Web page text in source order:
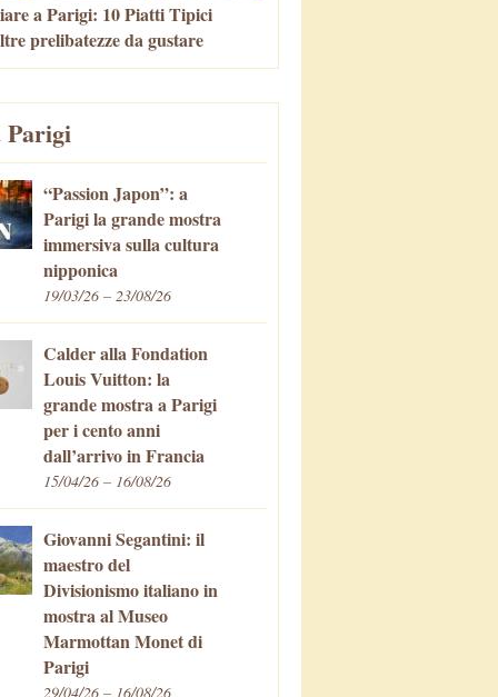
a Parigi: 10 Piatti Tipici
prelibatezze da gustare
Parigi
“Passion Japon”: a
Parigi la grande mostra
immersiva sulla cultura
nipponica
19/03/26 – 23/08/26
Calder alla Fondation
Louis Vuitton: la
grande mostra a Parigi
per i cento anni
dall’arrivo in Francia
15/04/26 – 16/08/26
Giovanni Segantini: il
maestro del
Divisionismo italiano in
mostra al Museo
Marmottan Monet di
Parigi
29/04/26 – 16/08/26